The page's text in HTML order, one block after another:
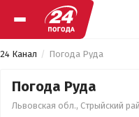
24 Канал Погода Руда
Погода Руда
Львовская обл., Стрыйский